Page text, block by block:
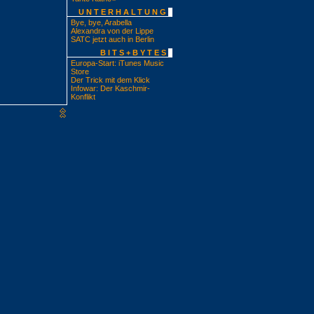
UNTERHALTUNG
Bye, bye, Arabella
Alexandra von der Lippe
SATC jetzt auch in Berlin
BITS+BYTES
Europa-Start: iTunes Music
Store
Der Trick mit dem Klick
Infowar: Der Kaschmir-
Konflikt